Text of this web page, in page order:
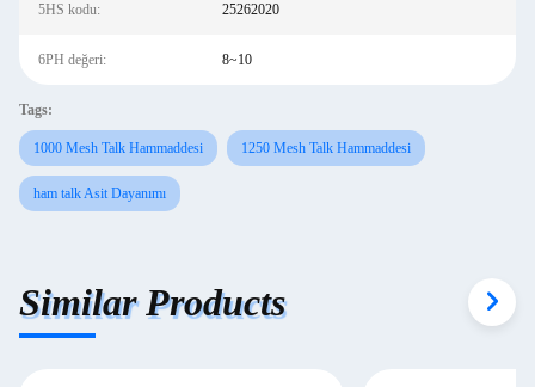
5HS kodu: 25262020
6PH değeri: 8~10
Tags:
1000 Mesh Talk Hammaddesi 1250 Mesh Talk Hammaddesi
ham talk Asit Dayanımı
Similar Products